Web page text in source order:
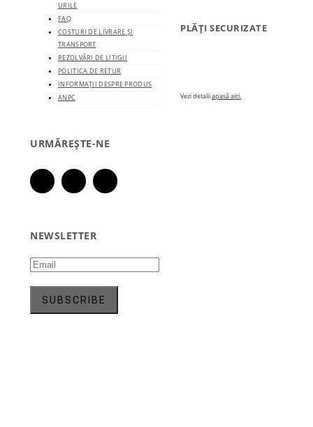
URILE
FAQ
COSTURI DE LIVRARE ȘI
TRANSPORT
REZOLVĂRI DE LITIGII
POLITICA DE RETUR
INFORMAȚII DESPRE PRODUS
ANPC
URMĂREȘTE-NE
NEWSLETTER
PLĂȚI SECURIZATE
Vezi detaliiapasă aici.